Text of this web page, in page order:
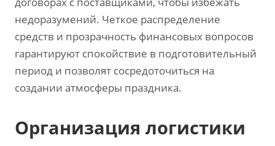
недоразумений. Четкое распределение
средств и прозрачность финансовых вопросов
гарантируют спокойствие в подготовительный
период и позволят сосредоточиться на
создании атмосферы праздника.
Организация логистики